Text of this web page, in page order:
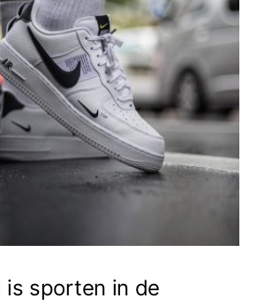
is sporten in de